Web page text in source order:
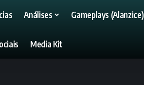
Análises Gameplays (Alanzice)
Media Kit